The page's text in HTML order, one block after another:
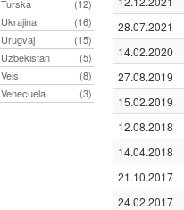
Turska
(12)
Ukrajina
(16)
Urugvaj
(15)
Uzbekistan
(5)
Vels
(8)
Venecuela
(3)
28.07.2021
14.02.2020
27.08.2019
15.02.2019
12.08.2018
14.04.2018
21.10.2017
24.02.2017